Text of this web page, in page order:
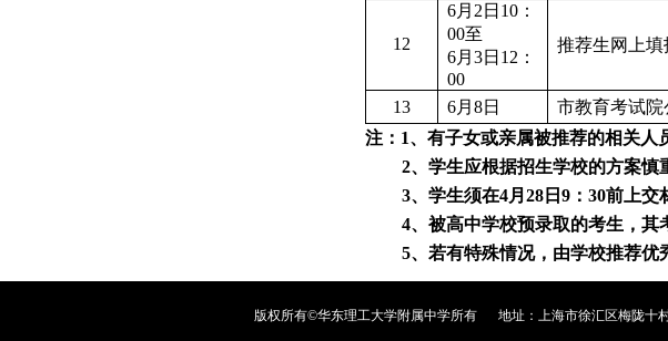
12
6月2日10：
00至
6月3日12：
00
推荐生网上填
13 6月8日
市教育考试
注： 1、有子女或亲属被推荐的相关人
2、学生应根据招生学校的方案慎
3、学生须在4月 28日 9： 30前上交
4、被高中学校预录取的考生，其
5、若有特殊情况，由学校推荐优
版权所有©华东理工大学附属中学所有 地址：上海市徐汇区梅陇十